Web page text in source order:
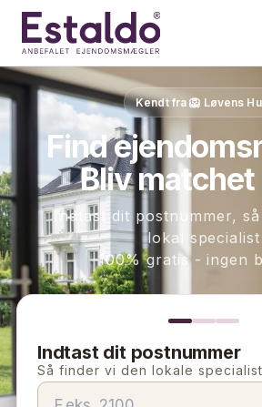
Kendt fra 🦁 Løvens
Find
Bliv matchet
Indtast dit postnummer,
lokal specialist
100% gratis - ingen
Indtast dit postnummer
Så finder vi den lokale